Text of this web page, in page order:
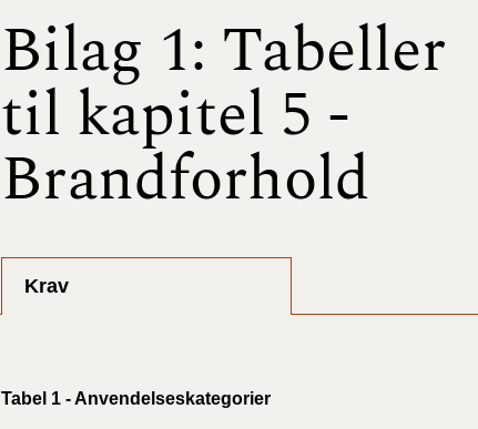
Bilag 1: Tabeller
til kapitel 5 -
Brandforhold
Krav
Tabel 1 - Anvendelseskategorier